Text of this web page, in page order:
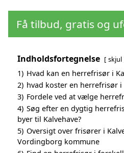
Få tilbud, gratis og
Indholdsfortegnelse skjul
1) Hvad kan en herrefrisør i
2) hvad koster en herrefrisør i
3) Fordele ved at vælge
4) Søg efter en dygtig
byer til Kalvehave?
5) Oversigt over frisører i
Vordingborg kommune